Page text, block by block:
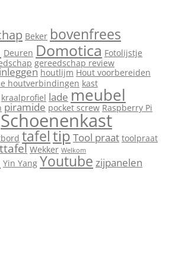
Beker bovenfrees
Deuren Domotica Fotolijstje
gereedschap review
houtlijm Hout voorbereiden
houtverbindingen kast
kraalprofiel lade meubel
piramide pocket screw Raspberry Pi
Schoenenkast
tafeltipTool praat toolpraat
Wekker Welkom
Yin Yang Youtube zijpanelen